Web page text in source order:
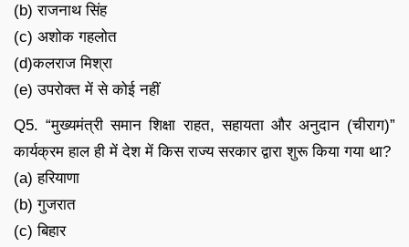
(b) राजनाथ सिंह
(c) अशोक गहलोत
(d)कलराज मिश्रा
(e) उपरोक्त में से कोई नहीं
Q5. “मुख्यमंत्री समान शिक्षा राहत, सहायता और अनुदान (चीराग)”
कार्यक्रम हाल ही में देश में किस राज्य सरकार द्वारा शुरू किया गया था?
(a) हरियाणा
(b) गुजरात
(c) बिहार